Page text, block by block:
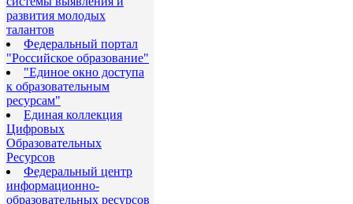
развития молодых
талантов
Федеральный портал
"Российское образование"
"Eдиное окно доступа
к образовательным
ресурсам"
Eдиная коллекция
Цифровых
Образовательных
Ресурсов
Федеральный центр
информационно-
образовательных ресурсов